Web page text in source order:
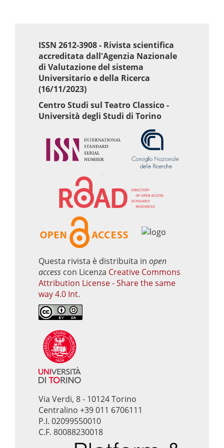
ISSN 2612-3908 - Rivista scientifica
accreditata dall'Agenzia Nazionale
di Valutazione del sistema
Universitario e della Ricerca
(16/11/2023)
Centro Studi sul Teatro Classico -
Università degli Studi di Torino
Questa rivista è distribuita in open
access con Licenza Creative Commons
Attribution License - Share the same
way 4.0 Int.
Via Verdi, 8 - 10124 Torino
Centralino +39 011 6706111
P.I. 02099550010
C.F. 80088230018